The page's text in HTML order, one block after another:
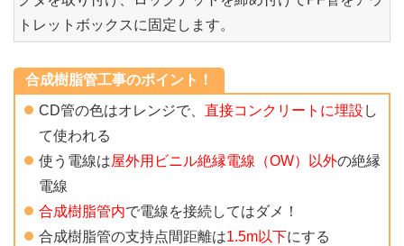
トレットボックスに固定します。
合成樹脂管工事のポイント！
CD管の色はオレンジで、直接コンクリートに埋設 し
て使われる
使う電線は屋外用ビニル絶縁電線（OW）以外の絶縁
電線
合成樹脂管内で電線を接続してはダメ！
合成樹脂管の支持点間距離は1.5m以下にする